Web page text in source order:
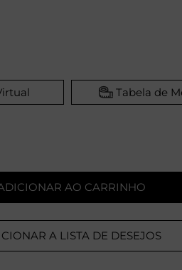
Tabela de
AO CARRINHO
A LISTA DE DESEJOS